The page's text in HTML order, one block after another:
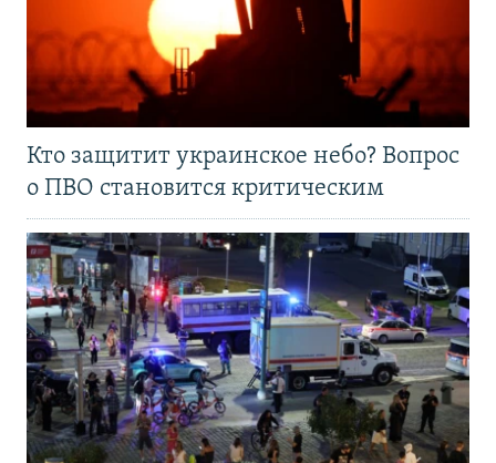
Кто защитит украинское небо? Вопрос
о ПВО становится критическим